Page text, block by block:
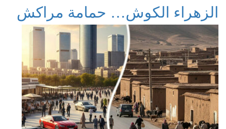
الزهراء الكوش… حمامة مراكش